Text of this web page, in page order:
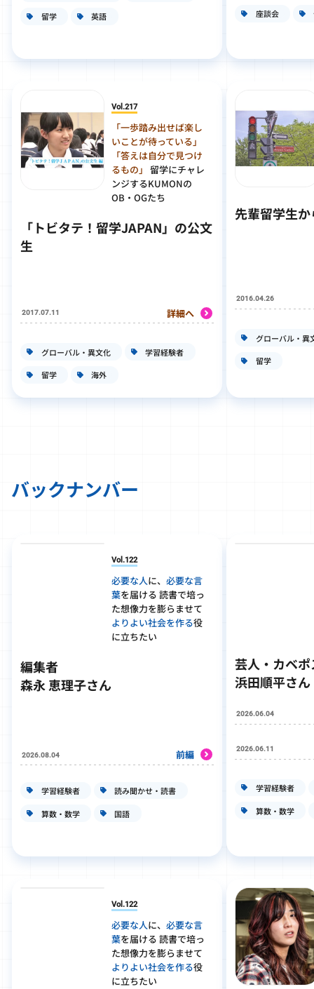
留学 英語
Vol.217
「一歩踏み出せば楽し
いことが待っている」
「答えは自分で見つけ
るもの」 留学にチャレ
ンジするKUMONの
OB・OGたち
「トビタテ！留学JAPAN」の公文
生
2017.07.11 詳細へ
グローバル・異文化 学習経験者
留学 海外
座談会
先輩留学生
2016.04.26
グローバル・異
留学
バックナンバー
Vol.122
必要な人に、 必要な言
葉を届ける 読書で培っ
た想像力を膨らませて
よりよい社会を作る役
に立ちたい
編集者
森永 恵理子さん
2026.08.04 前編
学習経験者 読み聞かせ・読書
算数・数学 国語
Vol.122
必要な人に、 必要な言
葉を届ける 読書で培っ
た想像力を膨らませて
よりよい社会を作る役
に立ちたい
芸人・カベ
浜田順平さん
2026.06.04
2026.06.11
学習経験者
算数・数学